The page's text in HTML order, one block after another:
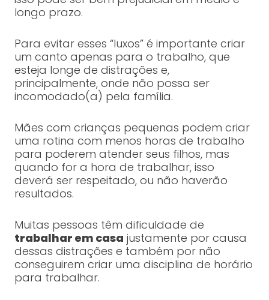
longo prazo.
Para evitar esses “luxos” é importante criar
um canto apenas para o trabalho, que
esteja longe de distrações e,
principalmente, onde não possa ser
incomodado(a) pela família.
Mães com crianças pequenas podem criar
uma rotina com menos horas de trabalho
para poderem atender seus filhos, mas
quando for a hora de trabalhar, isso
deverá ser respeitado, ou não haverão
resultados.
Muitas pessoas têm dificuldade de
trabalhar em casa justamente por causa
dessas distrações e também por não
conseguirem criar uma disciplina de horário
para trabalhar.